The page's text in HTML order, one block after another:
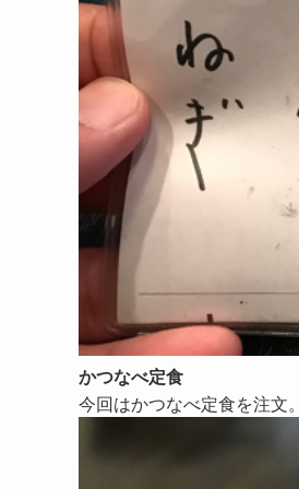
かつなべ定食
今回はかつなべ定食を注文